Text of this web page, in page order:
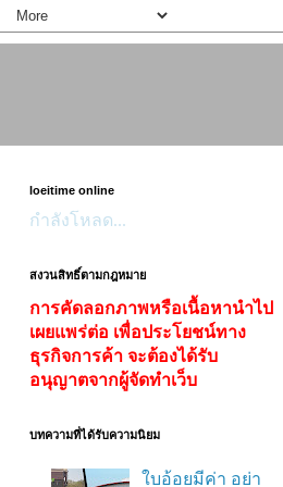
loeitime online
กำลังโหลด...
สงวนสิทธิ์ตามกฎหมาย
การคัดลอกภาพหรือเนื้อหานำไป
เผยแพร่ต่อ เพื่อประโยชน์ทาง
ธุรกิจการค้า จะต้องได้รับ
อนุญาตจากผู้จัดทำเว็บ
บทความที่ได้รับความนิยม
ใบอ้อยมีค่า อย่า